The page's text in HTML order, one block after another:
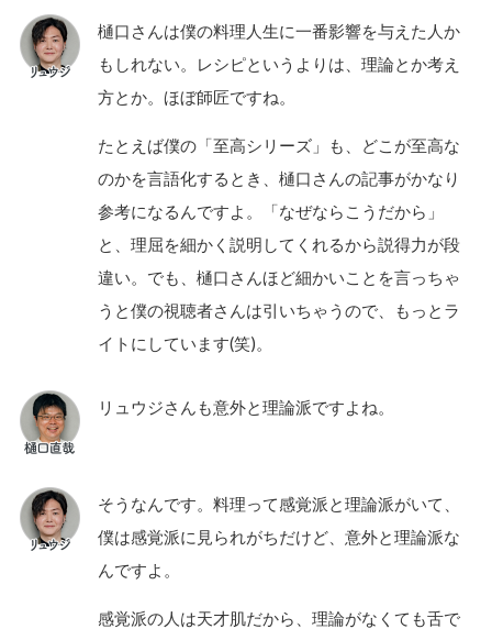
樋口さんは僕の料理人生に一番影響を与えた人か
もしれない。レシピというよりは、理論とか考え
方とか。ほぼ師匠ですね。
たとえば僕の「至高シリーズ」も、どこが至高な
のかを言語化するとき、樋口さんの記事がかなり
参考になるんですよ。「なぜならこうだから」
と、理屈を細かく説明してくれるから説得力が段
違い。でも、樋口さんほど細かいことを言っちゃ
うと僕の視聴者さんは引いちゃうので、もっとラ
イトにしています(笑)。
リュウジさんも意外と理論派ですよね。
そうなんです。料理って感覚派と理論派がいて、
僕は感覚派に見られがちだけど、意外と理論派な
んですよ。
感覚派の人は天才肌だから、理論がなくても舌で